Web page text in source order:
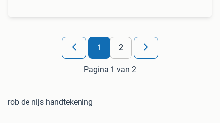
1 2
Pagina 1 van 2
rob de nijs handtekening